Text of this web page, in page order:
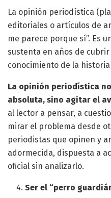
La opinión periodística
editoriales o artículos de
me parece porque sí”. Es
sustenta en años de
conocimiento de la
La opinión periodística
absoluta, sino agitar el
al lector a pensar, a
mirar el problema desde
periodistas que opinen y
adormecida, dispuesta a
oficial sin analizarlo.
Ser el “perro